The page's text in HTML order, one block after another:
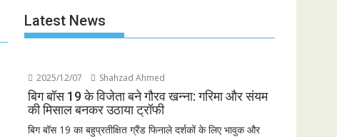
Latest News
2025/12/07 Shahzad Ahmed
बिग बॉस 19 के विजेता बने गौरव खन्ना: गरिमा और संयम
की मिसाल बनकर उठाया ट्रॉफी
बिग बॉस 19 का बहुप्रतीक्षित ग्रैंड फिनाले दर्शकों के लिए भावुक और